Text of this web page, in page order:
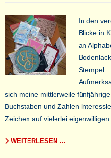
In den
Blicke in
an
Stempel…
sich meine mittlerweile
Buchstaben und Zahlen
Zeichen auf vielerlei eigenwilligen
WEITERLESEN …